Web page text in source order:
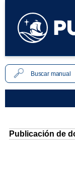
Publicación de